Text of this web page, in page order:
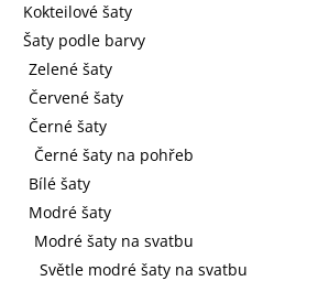
Kokteilové šaty
Šaty podle barvy
Zelené šaty
Červené šaty
Černé šaty
Černé šaty na pohřeb
Bílé šaty
Modré šaty
Modré šaty na svatbu
Světle modré šaty na svatbu